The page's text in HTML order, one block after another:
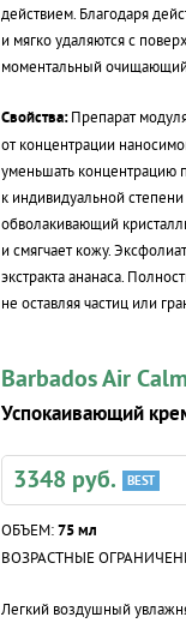
действием. Благодаря
и мягко удаляются с
моментальный
Свойства:Препарат
от концентрации
уменьшать концентрацию
к индивидуальной
обволакивающий
и смягчает кожу.
экстракта ананаса.
не оставляя частиц или
Barbados Air
Успокаивающий
3348 руб.
ОБЪЕМ: 75 мл
ВОЗРАСТНЫЕ
Легкий воздушный